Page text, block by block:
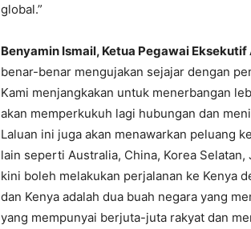
global.”
Benyamin Ismail, Ketua Pegawai Eksekutif
benar-benar mengujakan sejajar dengan
Kami menjangkakan untuk menerbangan
akan memperkukuh lagi hubungan dan
Laluan ini juga akan menawarkan peluang
lain seperti Australia, China, Korea
kini boleh melakukan perjalanan ke Kenya
dan Kenya adalah dua buah negara yang
yang mempunyai berjuta-juta rakyat dan